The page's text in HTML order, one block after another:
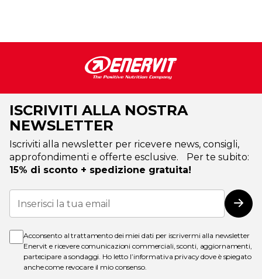
ISCRIVITI ALLA NOSTRA
NEWSLETTER
Iscriviti alla newsletter per ricevere news, consigli,
approfondimenti e offerte esclusive. Per te subito:
15% di sconto + spedizione gratuita!
Iscriviti
alla
nostra
Acconsento al trattamento dei miei dati per iscrivermi alla newsletter
Enervit e ricevere comunicazioni commerciali, sconti, aggiornamenti,
partecipare a sondaggi. Ho letto l’informativa privacydove è spiegato
anche come revocare il mio consenso.